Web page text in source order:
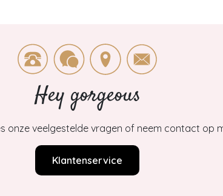
Hey gorgeous
onze veelgestelde vragen of neem contact op
Klantenservice